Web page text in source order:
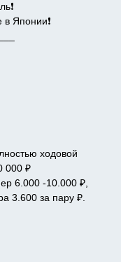
Японии❗️
ходовой
000 ₽
6.000 -10.000 ₽,
3.600 за пару ₽.